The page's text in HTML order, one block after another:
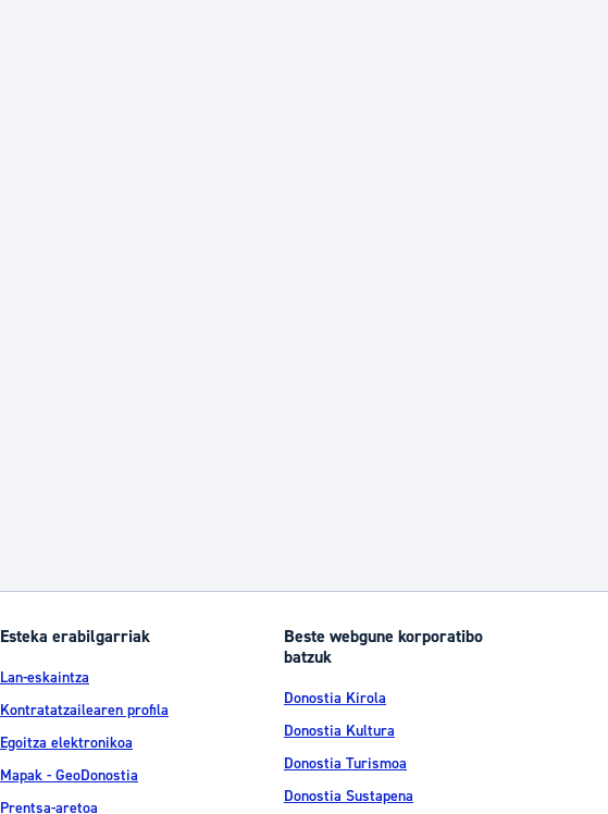
Esteka erabilgarriak
Lan-eskaintza
Kontratatzailearen profila
Egoitza elektronikoa
Mapak - GeoDonostia
Prentsa-aretoa
Beste webgune korporatibo
batzuk
Donostia Kirola
Donostia Kultura
Donostia Turismoa
Donostia Sustapena